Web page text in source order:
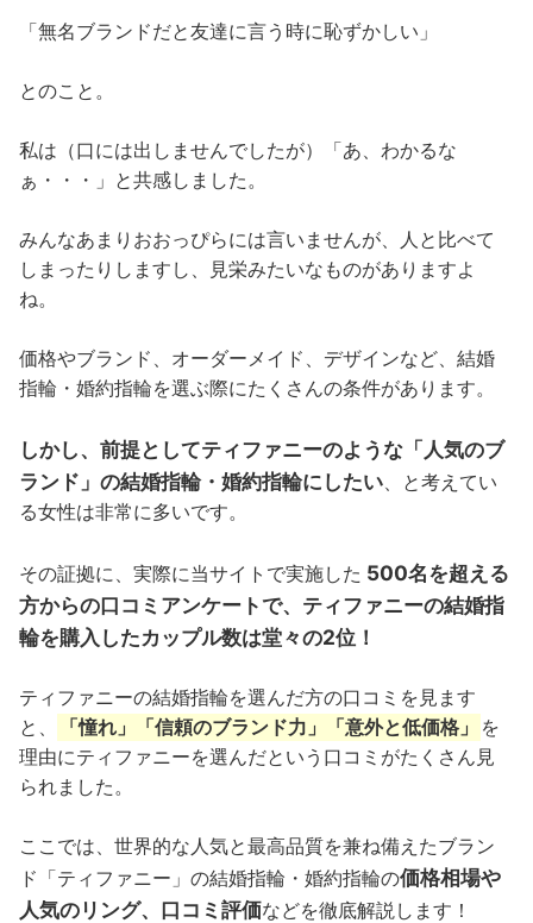
「無名ブランドだと友達に言う時に恥ずかしい」
とのこと。
私は（口には出しませんでしたが）「あ、わかるな
ぁ・・・」と共感しました。
みんなあまりおおっぴらには言いませんが、人と比べて
しまったりしますし、見栄みたいなものがありますよ
ね。
価格やブランド、オーダーメイド、デザインなど、結婚
指輪・婚約指輪を選ぶ際にたくさんの条件があります。
しかし、前提としてティファニーのような「人気のブ
ランド」の結婚指輪・婚約指輪にしたい 、と考えてい
る女性は非常に多いです。
その証拠に、実際に当サイトで実施した 500名を超える
方からの口コミアンケートで、ティファニーの結婚指
輪を購入したカップル数は堂々の2位！
ティファニーの結婚指輪を選んだ方の口コミを見ます
と、
「憧れ」「信頼のブランド力」「意外と低価格」
を
理由にティファニーを選んだという口コミがたくさん見
られました。
ここでは、世界的な人気と最高品質を兼ね備えたブラン
ド「ティファニー」の結婚指輪・婚約指輪の価格相場や
人気のリング、口コミ評価などを徹底解説します！